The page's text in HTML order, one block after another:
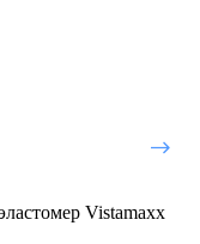
Vistamaxx